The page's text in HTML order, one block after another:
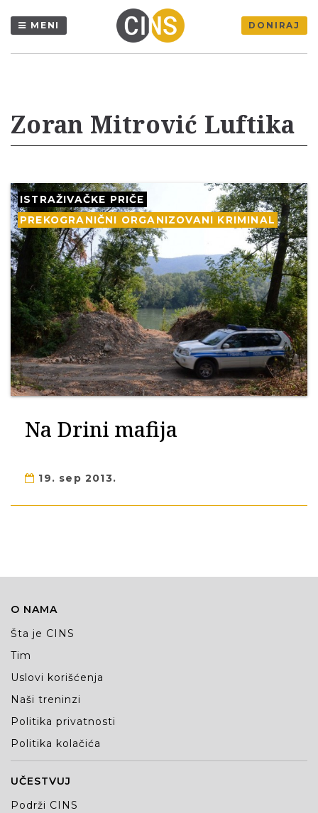
MENI DONIRAJ
Zoran Mitrović Luftika
ISTRAŽIVAČKE PRIČE
PREKOGRANIČNI ORGANIZOVANI KRIMINAL
Na Drini mafija
19. sep 2013.
O NAMA
Šta je CINS
Tim
Uslovi korišćenja
Naši treninzi
Politika privatnosti
Politika kolačića
UČESTVUJ
Podrži CINS